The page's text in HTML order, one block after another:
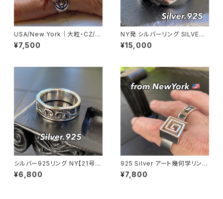
USA/New York｜大粒・CZ/キ
ュービックジルコニア アンティ
ークデザイン｜ゴッドリング｜ク
¥7,500
NY発 シルバーリング SILVER9
25 百合 王冠 フローラルリング
ブラックストーン 指輪
¥15,000
シルバー925リング NY【21号】
指輪 メンズリング SILVER925
トライバル アラベスク fashion
¥6,800
925 Silver アート幾何学リング
渦 立体 ユニセックス フリーサイ
ズ シルバーリング 銀 指輪 ニ
¥7,800